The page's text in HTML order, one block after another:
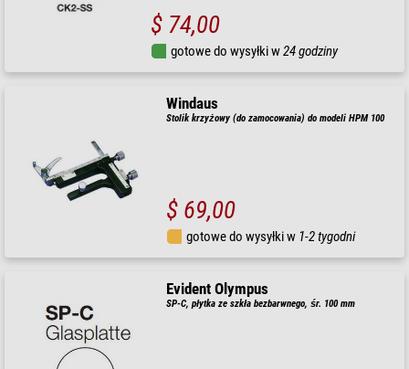
$ 74,00
gotowe do wysyłki w24 godziny
Windaus
Stolik krzyżowy (do zamocowania) do modeli HPM 100
$ 69,00
gotowe do wysyłki w 1-2 tygodni
Evident Olympus
SP-C, płytka ze szkła bezbarwnego, śr. 100 mm